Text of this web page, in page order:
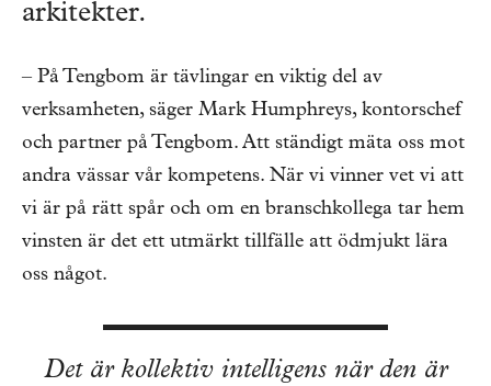
arkitekter.
– På Tengbom är tävlingar en viktig del av
verksamheten, säger Mark Humphreys, kontorschef
och partner på Tengbom. Att ständigt mäta oss mot
andra vässar vår kompetens. När vi vinner vet vi att
vi är på rätt spår och om en branschkollega tar hem
vinsten är det ett utmärkt tillfälle att ödmjukt lära
oss något.
Det är kollektiv intelligens när den är